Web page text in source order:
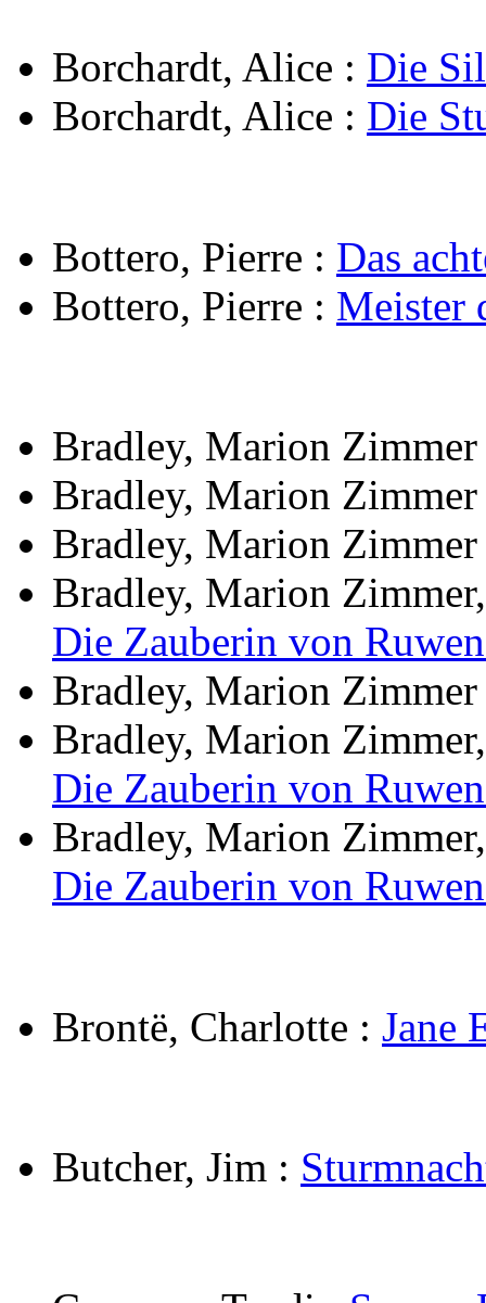
Borchardt, Alice : Die
Borchardt, Alice : Die
Bottero, Pierre : Das
Bottero, Pierre : Meister
Bradley, Marion Zimmer
Bradley, Marion Zimmer
Bradley, Marion Zimmer
Bradley, Marion
Die Zauberin von
Bradley, Marion Zimmer
Bradley, Marion
Die Zauberin von
Bradley, Marion
Die Zauberin von
Brontë, Charlotte : Jane
Butcher, Jim :